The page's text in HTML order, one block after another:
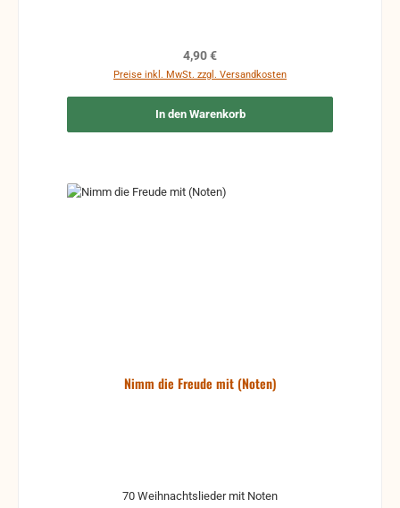
Regulärer Preis:
4,90 €
Preise inkl. MwSt. zzgl. Versandkosten
In den Warenkorb
Nimm die Freude mit (Noten)
70 Weihnachtslieder mit Noten